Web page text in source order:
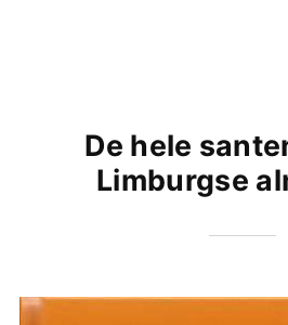
De hele
Limburgse